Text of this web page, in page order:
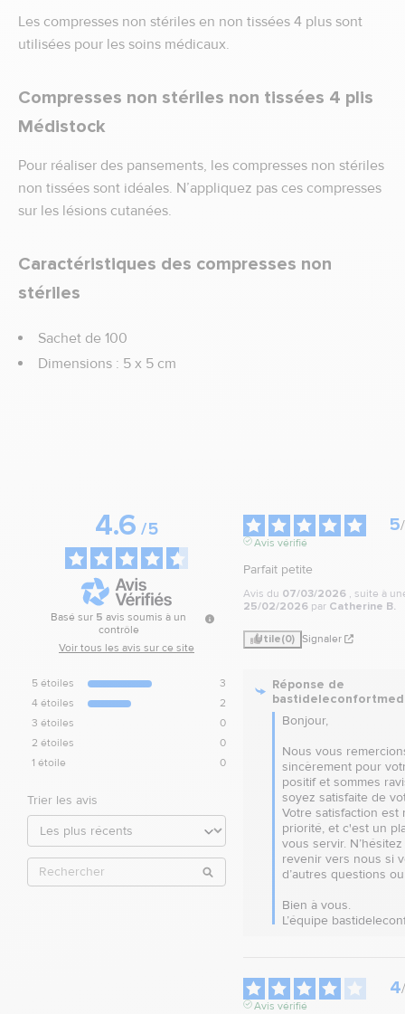
Les compresses non stériles en non tissées 4 plus sont
utilisées pour les soins médicaux.
Compresses non stériles non tissées 4 plis
Médistock
Pour réaliser des pansements, les compresses non stériles
non tissées sont idéales. N’appliquez pas ces compresses
sur les lésions cutanées.
Caractéristiques des compresses non
stériles
Sachet de 100
Dimensions : 5 x 5 cm
4.6/5
Basé sur 5 avis soumis à un
contrôle
Voir tous les avis sur ce site
5 étoiles
3
4 étoiles
2
3 étoiles
0
2 étoiles
0
1 étoile 0
Trier les avis
5/
Avis vérifié
Parfait petite
Avis du 07/03/2026 , suite à
25/02/2026 par Catherine B.
Utile(0) Signaler
Réponse de
Bonjour,
Nous vous
sincèrement pour
positif et sommes
soyez satisfaite de
Votre satisfaction est
priorité, et c'est un
vous servir.
revenir vers nous si
d’autres questions
Bien à vous.
L’équipe
4/
Avis vérifié